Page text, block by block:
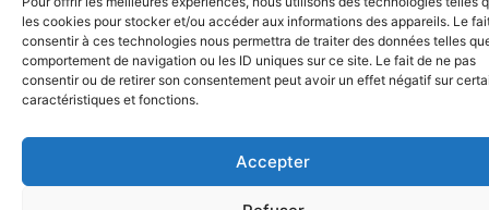
les cookies pour stocker et/ou accéder aux informations des appareils. Le
consentir à ces technologies nous permettra de traiter des données telles
comportement de navigation ou les ID uniques sur ce site. Le fait de ne pas
consentir ou de retirer son consentement peut avoir un effet négatif sur
caractéristiques et fonctions.
Accepter